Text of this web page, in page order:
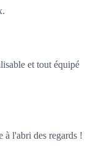
et tout équipé
à l'abri des regards !